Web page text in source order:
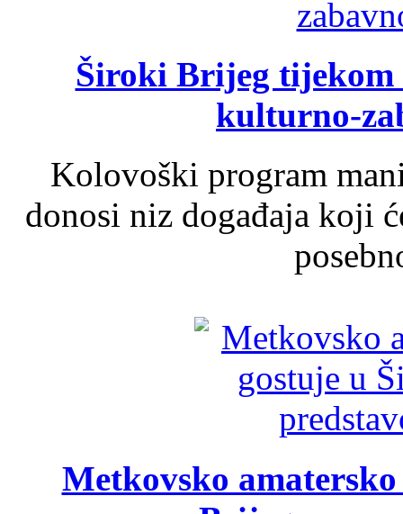
Široki Brijeg tijekom
kulturno-
Kolovoški program
donosi niz događaja koji
Metkovsko